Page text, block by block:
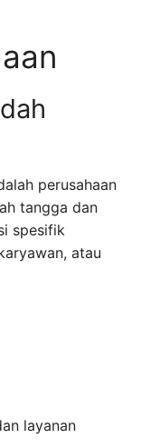
perusahaan
tangga dan
spesifik
atau
layanan